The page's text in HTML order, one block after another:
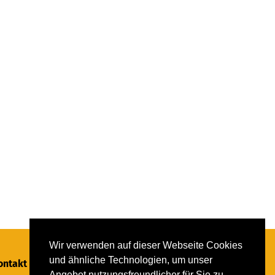
Wir verwenden auf dieser Webseite Cookies
und ähnliche Technologien, um unser